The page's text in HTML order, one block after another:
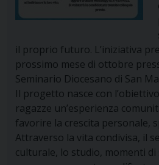
il proprio futuro. L’iniziativa
prossimo mese di ottobre
Seminario Diocesano di San
Il progetto nasce con
ragazze un’esperienza
favorire la crescita personale,
Attraverso la vita condivisa, il
culturale, lo studio, momenti di